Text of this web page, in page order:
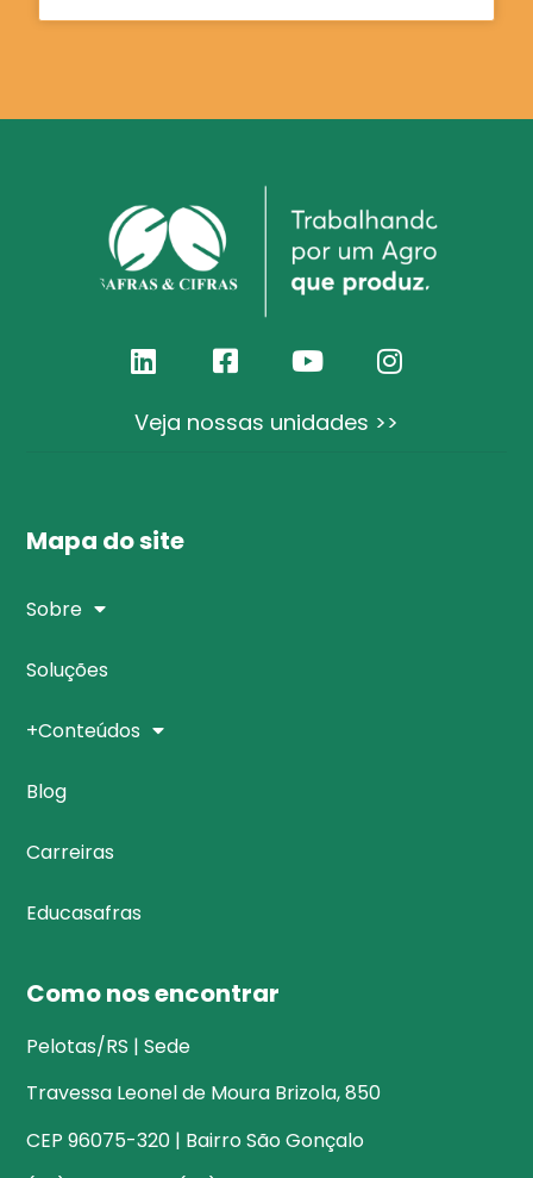
Veja nossas unidades >>
Mapa do site
Sobre
Soluções
+Conteúdos
Blog
Carreiras
Educasafras
Como nos encontrar
Pelotas/RS | Sede
Travessa Leonel de Moura Brizola, 850
CEP 96075-320 | Bairro São Gonçalo